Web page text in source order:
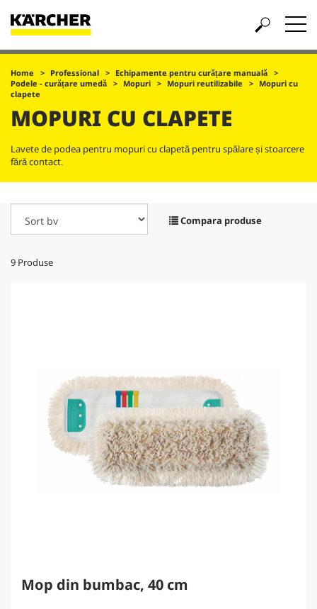
Home Professional
Echipamente pentru curățare manuală
Podele - curățare umedă
Mopuri Mopuri reutilizabile
Mopuri cu
clapete
MOPURI CU CLAPETE
Lavete de podea pentru mopuri cu clapetă pentru spălare și stoarcere
fără contact.
Compara produse
9 Produse
Mop din bumbac, 40 cm